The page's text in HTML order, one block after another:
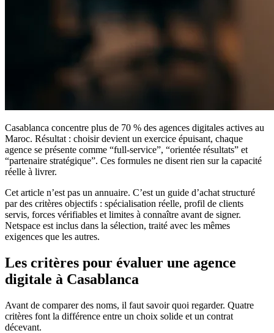
Casablanca concentre plus de 70 % des agences digitales actives au
Maroc. Résultat : choisir devient un exercice épuisant, chaque
agence se présente comme “full-service”, “orientée résultats” et
“partenaire stratégique”. Ces formules ne disent rien sur la capacité
réelle à livrer.
Cet article n’est pas un annuaire. C’est un guide d’achat structuré
par des critères objectifs : spécialisation réelle, profil de clients
servis, forces vérifiables et limites à connaître avant de signer.
Netspace est inclus dans la sélection, traité avec les mêmes
exigences que les autres.
Les critères pour évaluer une agence
digitale à Casablanca
Avant de comparer des noms, il faut savoir quoi regarder. Quatre
critères font la différence entre un choix solide et un contrat
décevant.